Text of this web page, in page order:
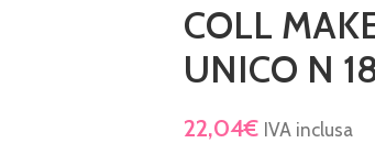
COLL
UNICO N
22,04€ IVA inclusa